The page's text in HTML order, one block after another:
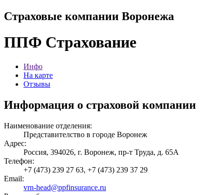
Страховые компании Воронежа
ППФ Страхование
Инфо
На карте
Отзывы
Информация о страховой компании
Наименование отделения:
Представителство в городе Воронеж
Адрес:
Россия, 394026, г. Воронеж, пр-т Труда, д. 65A
Телефон:
+7 (473) 239 27 63, +7 (473) 239 37 29
Email:
vrn-head@ppfinsurance.ru